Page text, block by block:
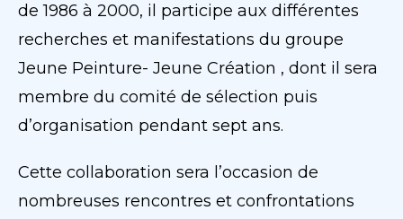
de 1986 à 2000, il participe aux différentes
recherches et manifestations du groupe
Jeune Peinture- Jeune Création , dont il sera
membre du comité de sélection puis
d’organisation pendant sept ans.
Cette collaboration sera l’occasion de
nombreuses rencontres et confrontations